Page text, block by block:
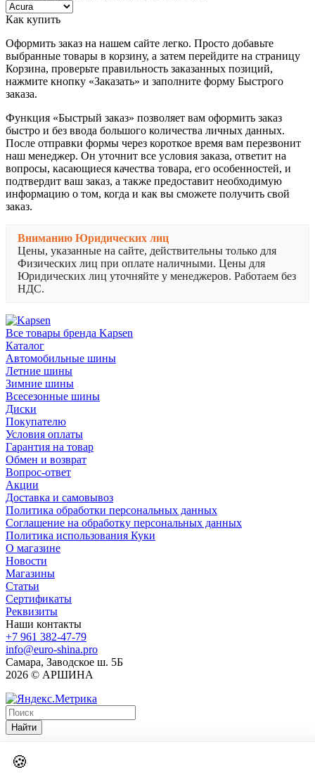
Как купить
Оформить заказ на нашем сайте легко. Просто добавьте
выбранные товары в корзину, а затем перейдите на страницу
Корзина, проверьте правильность заказанных позиций,
нажмите кнопку «Заказать» и заполните форму Быстрого
заказа.
Функция «Быстрый заказ» позволяет вам оформить заказ
быстро и без ввода большого количества личных данных.
После отправки формы через короткое время вам перезвонит
наш менеджер. Он уточнит все условия заказа, ответит на
вопросы, касающиеся качества товара, его особенностей, и
подтвердит ваш заказ, а также предоставит необходимую
информацию о том, когда и как вы сможете получить свой
заказ.
Вниманию Юридических лиц
Цены, указанные на сайте, действительны только для
Физических лиц при оплате наличными. Цены для
Юридических лиц уточняйте у менеджеров. Работаем без
НДС.
Все товары бренда Kapsen
Каталог
Автомобильные шины
Летние шины
Зимние шины
Всесезонные шины
Диски
Покупателю
Условия оплаты
Гарантия на товар
Обмен и возврат
Вопрос-ответ
Акции
Доставка и самовывоз
Политика обработки персональных данных
Соглашение на обработку персональных данных
Политика использования Куки
О магазине
Новости
Магазины
Статьи
Сертификаты
Реквизиты
Наши контакты
+7 961 382-47-79
info@euro-shina.pro
Самара, Заводское ш. 5Б
2026 © АРШИНА
Найти
🍪